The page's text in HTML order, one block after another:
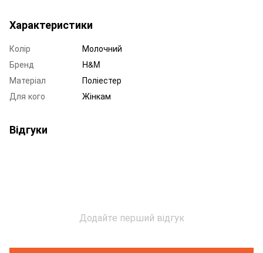
Характеристики
Колір
Молочний
Бренд
H&M
Матеріал
Поліестер
Для кого
Жінкам
Відгуки
Додайте перший відгук